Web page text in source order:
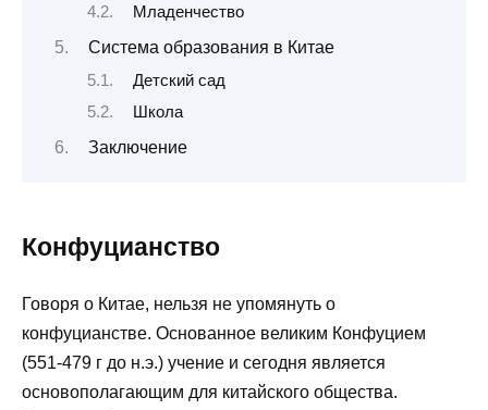
Младенчество
Система образования в Китае
Детский сад
Школа
Заключение
Конфуцианство
Говоря о Китае, нельзя не упомянуть о
конфуцианстве. Основанное великим Конфуцием
(551-479 г до н.э.) учение и сегодня является
основополагающим для китайского общества.